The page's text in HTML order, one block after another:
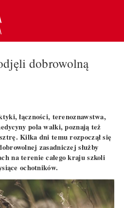
dobrowolną
łączności, terenoznawstwa,
pola walki, poznają też
Kilka dni temu rozpoczął się
zasadniczej służby
na terenie całego kraju szkoli
ochotników.